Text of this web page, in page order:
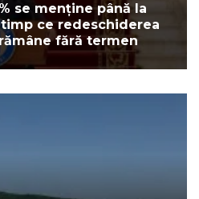
se menține până la
ce redeschiderea
fără termen